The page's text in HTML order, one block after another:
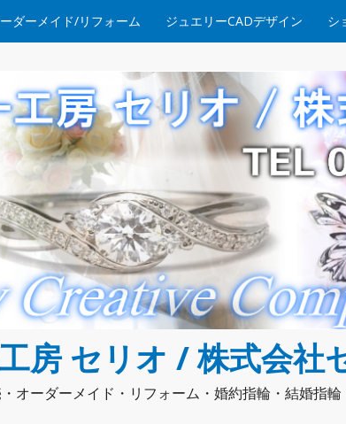
ダーメイド/リフォーム ジュエリーCADデザイン シ
房 セリオ / 株式会社
オーダーメイド・リフォーム・婚約指輪・結婚指